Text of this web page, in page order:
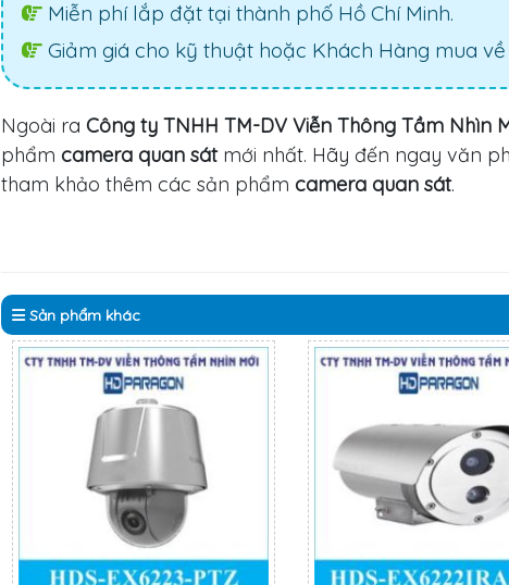
Miễn phí lắp đặt tại thành phố Hồ Chí Minh.
Giảm giá cho kỹ thuật hoặc Khách Hàng mua
Ngoài ra Công ty TNHH TM-DV Viễn Thông Tầm Nhìn
phẩm camera quan sátmới nhất. Hãy đến ngay văn
tham khảo thêm các sản phẩm camera quan sát.
Sản phẩm khác